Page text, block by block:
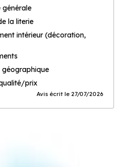
générale
la literie
intérieur (décoration,
géographique
prix
Avis écrit le 27/07/2026